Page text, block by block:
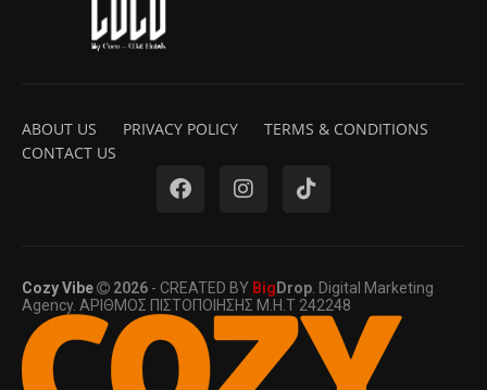
ABOUT US PRIVACY POLICY
TERMS & CONDITIONS
CONTACT US
Cozy Vibe 2026 - CREATED BY Big Drop . Digital Marketing
Agency. ΑΡΙΘΜΟΣ ΠΙΣΤΟΠΟΙΗΣΗΣ Μ.Η.Τ 242248